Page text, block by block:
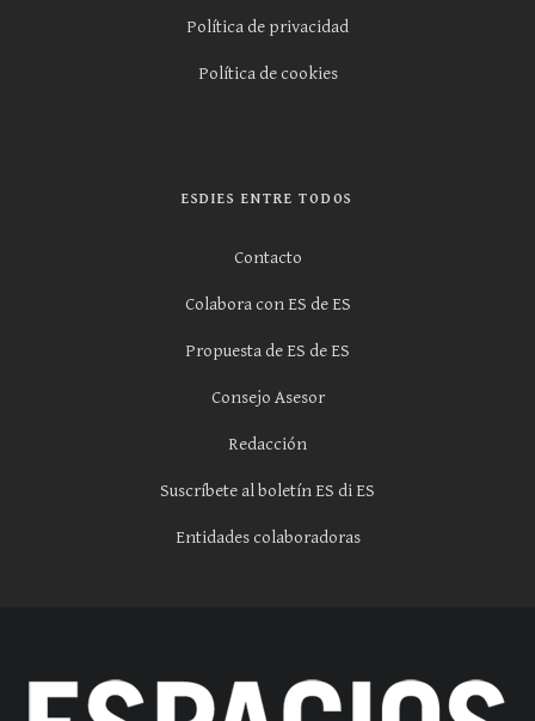
Política de privacidad
Política de cookies
ESDIES ENTRE TODOS
Contacto
Colabora con ES de ES
Propuesta de ES de ES
Consejo Asesor
Redacción
Suscríbete al boletín ES di ES
Entidades colaboradoras